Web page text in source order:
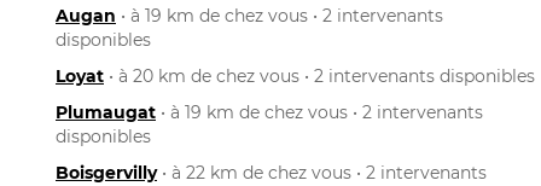
Augan • à 19 km de chez vous • 2 intervenants
disponibles
Loyat • à 20 km de chez vous • 2 intervenants disponibles
Plumaugat • à 19 km de chez vous • 2 intervenants
disponibles
Boisgervilly• à 22 km de chez vous • 2 intervenants